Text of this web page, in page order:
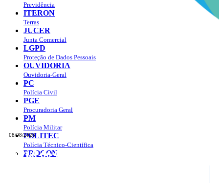
08/08/2026
Portal do Governo do
Previdência
ITERON
Terras
JUCER
Junta Comercial
LGPD
Proteção de Dados Pessoais
OUVIDORIA
Ouvidoria-Geral
PC
Polícia Civil
PGE
Procuradoria Geral
PM
Polícia Militar
POLITEC
Polícia Técnico-Científica
PROCON